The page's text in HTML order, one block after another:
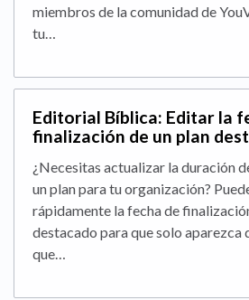
miembros de la comunidad de
tu…
Editorial Bíblica: Editar la
finalización de un plan
¿Necesitas actualizar la duración
un plan para tu organización?
rápidamente la fecha de
destacado para que solo aparezca
que…